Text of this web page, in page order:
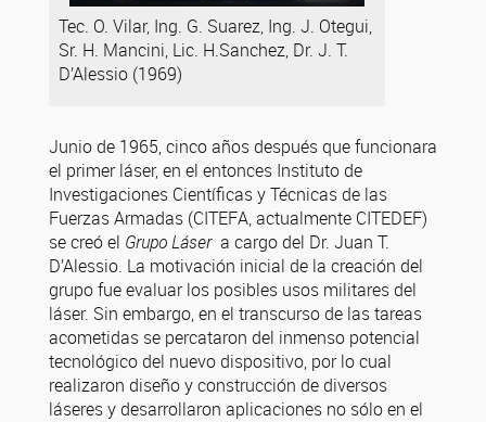
Tec. O. Vilar, Ing. G. Suarez, Ing. J. Otegui,
Sr. H. Mancini, Lic. H.Sanchez, Dr. J. T.
D’Alessio (1969)
Junio de 1965, cinco años después que funcionara
el primer láser, en el entonces Instituto de
Investigaciones Científicas y Técnicas de las
Fuerzas Armadas (CITEFA, actualmente CITEDEF)
se creó el Grupo Lásera cargo del Dr. Juan T.
D’Alessio. La motivación inicial de la creación del
grupo fue evaluar los posibles usos militares del
láser. Sin embargo, en el transcurso de las tareas
acometidas se percataron del inmenso potencial
tecnológico del nuevo dispositivo, por lo cual
realizaron diseño y construcción de diversos
láseres y desarrollaron aplicaciones no sólo en el